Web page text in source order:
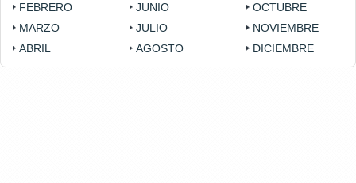
FEBRERO
MARZO
ABRIL
JUNIO
JULIO
AGOSTO
OCTUBRE
NOVIEMBRE
DICIEMBRE